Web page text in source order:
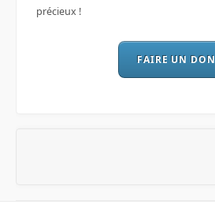
précieux !
FAIRE UN DON